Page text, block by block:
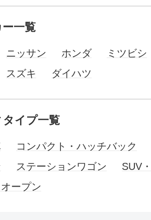
一覧
ニッサン ホンダ
ミツビシ
スズキ ダイハツ
イプ一覧
コンパクト・ハッチバック
ステーションワゴン
SUV
ープン